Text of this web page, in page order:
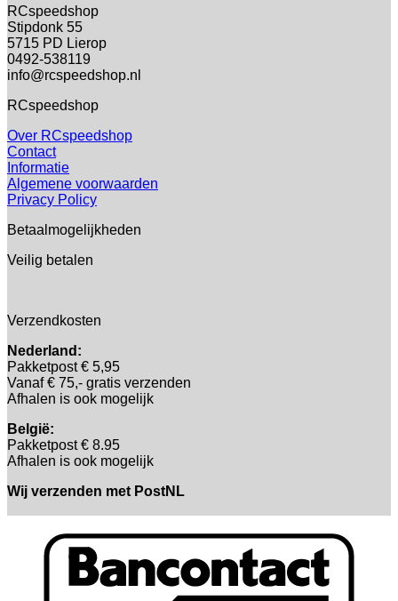
RCspeedshop
Stipdonk 55
5715 PD Lierop
0492-538119
info@rcspeedshop.nl
RCspeedshop
Over RCspeedshop
Contact
Informatie
Algemene voorwaarden
Privacy Policy
Betaalmogelijkheden
Veilig betalen
Verzendkosten
Nederland:
Pakketpost € 5,95
Vanaf € 75,- gratis verzenden
Afhalen is ook mogelijk
België:
Pakketpost € 8.95
Afhalen is ook mogelijk
Wij verzenden met PostNL